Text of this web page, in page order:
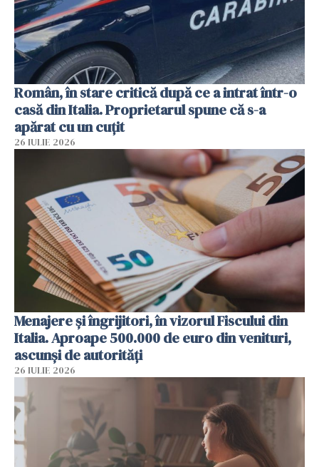
Român, în stare critică după ce a intrat într-o
casă din Italia. Proprietarul spune că s-a
apărat cu un cuțit
26 IULIE 2026
Menajere și îngrijitori, în vizorul Fiscului din
Italia. Aproape 500.000 de euro din venituri,
ascunși de autorități
26 IULIE 2026